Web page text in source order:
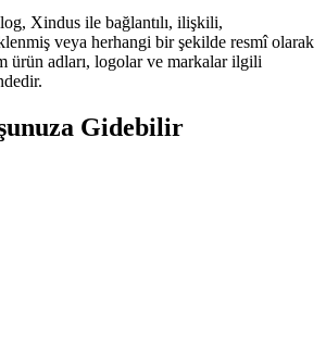
Xindus ile bağlantılı, ilişkili,
veya herhangi bir şekilde resmî olarak
ürün adları, logolar ve markalar ilgili
Gidebilir